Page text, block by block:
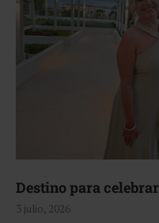
Destino para celebrar
3 julio, 2026